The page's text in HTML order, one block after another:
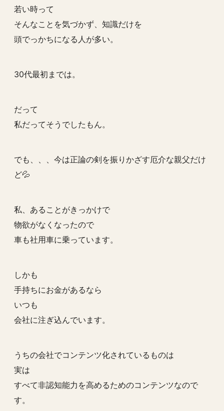
若い時って
そんなことを気づかず、知識だけを
頭でっかちになる人が多い。
30代最初までは。
だって
私だってそうでしたもん。
でも、、、今は正論の剣を振りかざす厄介な親父だけ
ど💦
私、あることがきっかけで
物欲がなくなったので
車も社用車に乗っています。
しかも
手持ちにお金があるなら
いつも
会社に注ぎ込んでいます。
うちの会社でコンテンツ化されているものは
実は
すべて非認知能力を高めるためのコンテンツなので
す。